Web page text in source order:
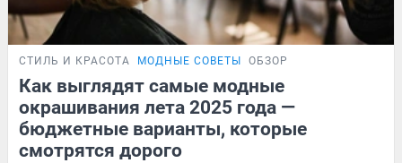
СТИЛЬ И КРАСОТА МОДНЫЕ СОВЕТЫ ОБЗОР
Как выглядят самые модные
окрашивания лета 2025 года —
бюджетные варианты, которые
смотрятся дорого